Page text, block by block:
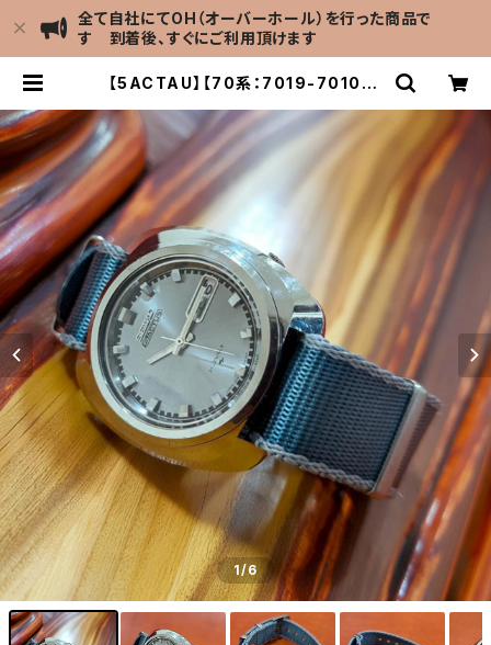
全て自社にてOH（オーバーホール）を行った商品で
す 到着後、すぐにご利用頂けます
【5ACTAU】【70系：7019-7010】S
019 キャリバー ブルー文字盤 機械式
自動巻き腕時計 精工舎亀戸工場/SS
1969年 11月製造 アンティークウォッ
チ 中三針 ナイロンベルト付き メンズ
ウォッチ【5ac7019-7010-2】 | LE
VEL7 Antique Watch館
1/6